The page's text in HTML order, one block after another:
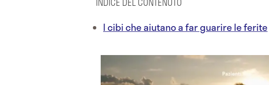
I cibi che aiutano a far guarire le ferite